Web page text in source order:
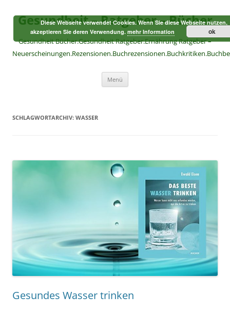
springen
Gesundheit – Ratgeber – Bücher
Gesundheit Bücher.Gesundheit Ratgeber.Ernährung Ratgeber –
Menü
SCHLAGWORTARCHIV: WASSER
Gesundes Wasser trinken
Diese Webseite verwendet Cookies. Wenn Sie diese Webseite nutzen,
akzeptieren Sie deren Verwendung.mehr Information ok